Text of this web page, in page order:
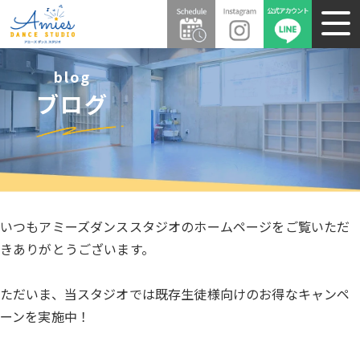
blog
ブログ
いつもアミーズダンススタジオのホームページをご覧いただ
きありがとうございます。
ただいま、当スタジオでは既存生徒様向けのお得なキャンペ
ーンを実施中！